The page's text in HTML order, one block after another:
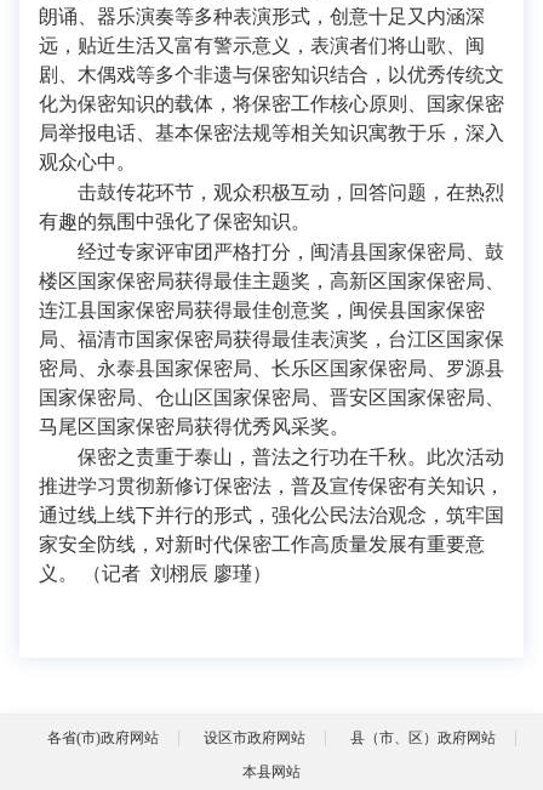
朗诵、器乐演奏等多种表演形式，创意十足又内涵深
远，贴近生活又富有警示意义，表演者们将山歌、闽
剧、木偶戏等多个非遗与保密知识结合，以优秀传统文
化为保密知识的载体，将保密工作核心原则、国家保密
局举报电话、基本保密法规等相关知识寓教于乐，深入
观众心中。
击鼓传花环节，观众积极互动，回答问题，在热烈
有趣的氛围中强化了保密知识。
经过专家评审团严格打分，闽清县国家保密局、鼓
楼区国家保密局获得最佳主题奖，高新区国家保密局、
连江县国家保密局获得最佳创意奖，闽侯县国家保密
局、福清市国家保密局获得最佳表演奖，台江区国家保
密局、永泰县国家保密局、长乐区国家保密局、罗源县
国家保密局、仓山区国家保密局、晋安区国家保密局、
马尾区国家保密局获得优秀风采奖。
保密之责重于泰山，普法之行功在千秋。此次活动
推进学习贯彻新修订保密法，普及宣传保密有关知识，
通过线上线下并行的形式，强化公民法治观念，筑牢国
家安全防线，对新时代保密工作高质量发展有重要意
义。 （记者 刘栩辰 廖瑾）
各省(市)政府网站 设区市政府网站
县（市、区）政府网站
本县网站